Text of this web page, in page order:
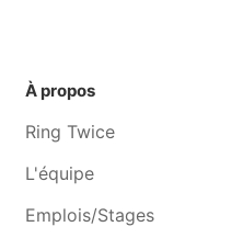
À propos
Ring Twice
L'équipe
Emplois/Stages